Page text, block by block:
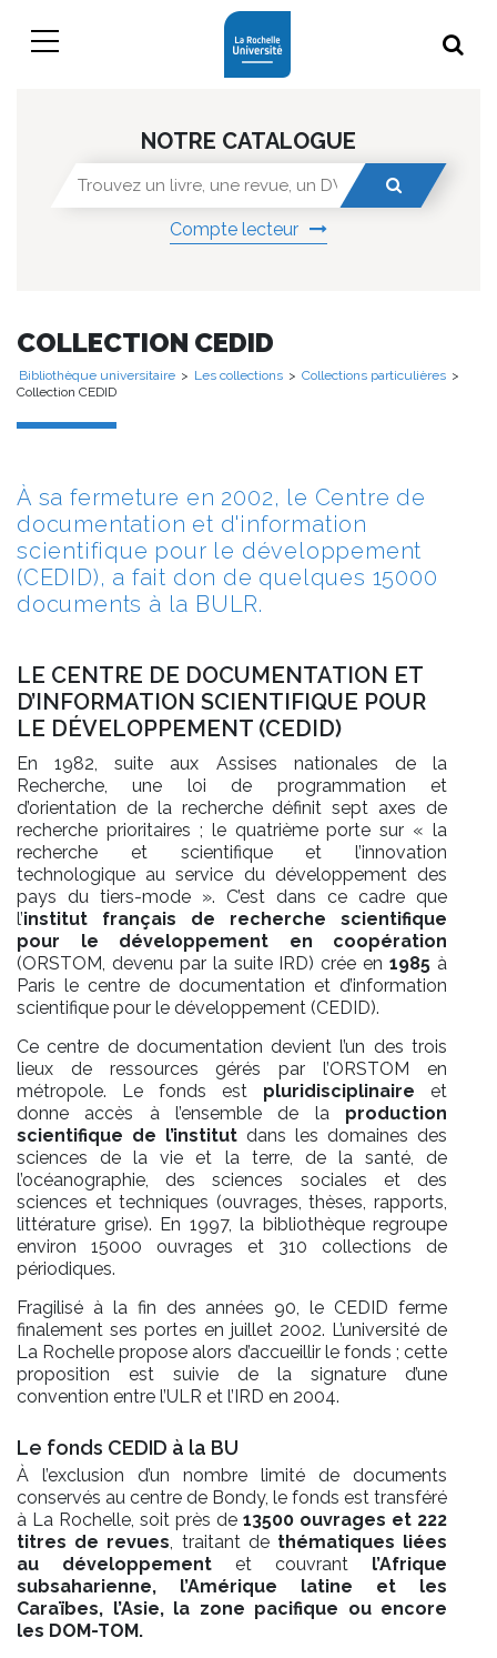
NOTRE CATALOGUE
Compte lecteur
COLLECTION CEDID
Bibliothèque universitaire > Les collections > Collections particulières >
Collection CEDID
À sa fermeture en 2002, le Centre de
documentation et d'information
scientifique pour le développement
(CEDID), a fait don de quelques 15000
documents à la BULR.
LE CENTRE DE DOCUMENTATION ET
D’INFORMATION SCIENTIFIQUE POUR
LE DÉVELOPPEMENT (CEDID)
En 1982, suite aux Assises nationales de la
Recherche, une loi de programmation et
d’orientation de la recherche définit sept axes de
recherche prioritaires ; le quatrième porte sur « la
recherche et scientifique et l’innovation
technologique au service du développement des
pays du tiers-mode ». C’est dans ce cadre que
l’institut français de recherche scientifique
pour le développement en coopération
(ORSTOM, devenu par la suite IRD) crée en1985 à
Paris le centre de documentation et d’information
scientifique pour le développement (CEDID).
Ce centre de documentation devient l’un des trois
lieux de ressources gérés par l’ORSTOM en
métropole. Le fonds est pluridisciplinaire et
donne accès à l’ensemble de la production
scientifique de l’institut dans les domaines des
sciences de la vie et la terre, de la santé, de
l’océanographie, des sciences sociales et des
sciences et techniques (ouvrages, thèses, rapports,
littérature grise). En 1997, la bibliothèque regroupe
environ 15000 ouvrages et 310 collections de
périodiques.
Fragilisé à la fin des années 90, le CEDID ferme
finalement ses portes en juillet 2002. L’université de
La Rochelle propose alors d’accueillir le fonds ; cette
proposition est suivie de la signature d’une
convention entre l’ULR et l’IRD en 2004.
Le fonds CEDID à la BU
À l’exclusion d’un nombre limité de documents
conservés au centre de Bondy, le fonds est transféré
à La Rochelle, soit près de 13500 ouvrages et 222
titres de revues, traitant de thématiques liées
au développement et couvrant l’Afrique
subsaharienne, l’Amérique latine et les
Caraïbes, l’Asie, la zone pacifique ou encore
les DOM-TOM.